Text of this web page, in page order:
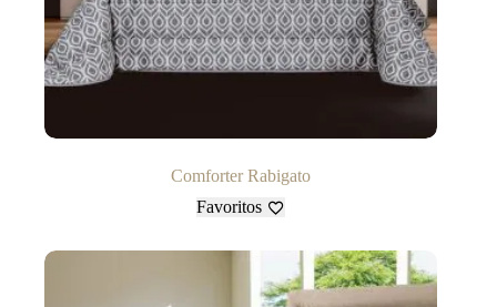
Comforter Rabigato
Favoritos